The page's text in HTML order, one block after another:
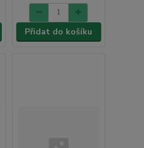
Přidat do košíku